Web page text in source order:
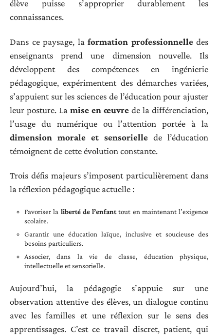
élève puisse s’approprier durablement les
connaissances.
Dans ce paysage, la formation professionnelledes
enseignants prend une dimension nouvelle. Ils
développent des compétences en ingénierie
pédagogique, expérimentent des démarches variées,
s’appuient sur les sciences de l’éducation pour ajuster
leur posture. La mise en œuvre de la différenciation,
l’usage du numérique ou l’attention portée à la
dimension morale et sensorielle de l’éducation
témoignent de cette évolution constante.
Trois défis majeurs s’imposent particulièrement dans
la réflexion pédagogique actuelle :
Favoriser la liberté de l’enfanttout en maintenant l’exigence
scolaire.
Garantir une éducation laïque, inclusive et soucieuse des
besoins particuliers.
Associer, dans la vie de classe, éducation physique,
intellectuelle et sensorielle.
Aujourd’hui, la pédagogie s’appuie sur une
observation attentive des élèves, un dialogue continu
avec les familles et une réflexion sur le sens des
apprentissages. C’est ce travail discret, patient, qui